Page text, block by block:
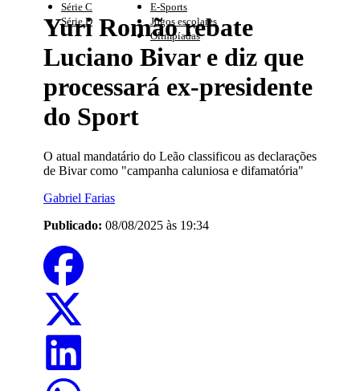
Série C
Série D
E-Sports
Jogos escolares
Olimpíadas
Yuri Romão rebate
Luciano Bivar e diz que
processará ex-presidente
do Sport
O atual mandatário do Leão classificou as declarações
de Bivar como "campanha caluniosa e difamatória"
Gabriel Farias
Publicado: 08/08/2025 às 19:34